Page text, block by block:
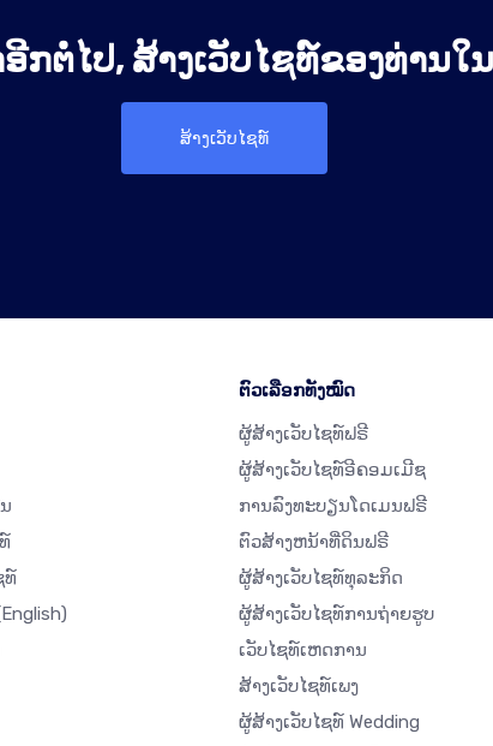
ກຕໍ່ໄປ, ສ້າງເວັບໄຊທ໌ຂອງທ່ານໃ
ສ້າງເວັບໄຊທ໌
ທ໌
ຕົວເລືອກທັງໝົດ
ຜູ້ສ້າງເວັບໄຊທ໌ຟຣີ
ຜູ້ສ້າງເວັບໄຊທ໌ອີຄອມເມີຊ
ການລົງທະບຽນໂດເມນຟຣີ
ຕົວສ້າງຫນ້າທີ່ດິນຟຣີ
ຜູ້ສ້າງເວັບໄຊທ໌ທຸລະກິດ
ຜູ້ສ້າງເວັບໄຊທ໌ການຖ່າຍຮູບ
ເວັບໄຊທ໌ເຫດການ
ສ້າງເວັບໄຊທ໌ເພງ
ຜູ້ສ້າງເວັບໄຊທ໌ Wedding